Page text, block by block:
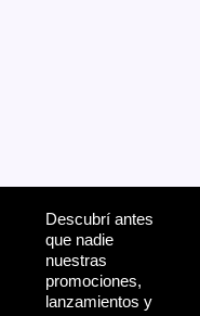
Descubrí antes
que nadie
nuestras
promociones,
lanzamientos y